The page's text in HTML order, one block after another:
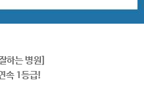
하는 병원]
속 1등급!